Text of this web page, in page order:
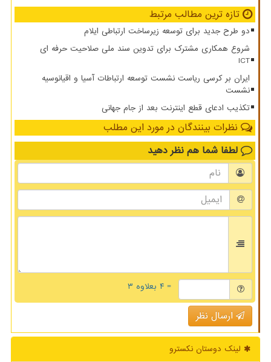
تازه ترین مطالب مرتبط
دو طرح جدید برای توسعه زیرساخت ارتباطی ایلام
شروع همکاری مشترک برای تدوین سند ملی صلاحیت حرفه ای
ICT
ایران بر کرسی ریاست نشست توسعه ارتباطات آسیا و اقیانوسیه
نشست
تکذیب ادعای قطع اینترنت بعد از جام جهانی
نظرات بینندگان در مورد این مطلب
لطفا شما هم نظر دهید
= ۴ بعلاوه ۳
ارسال نظر
لینک دوستان نكسترو